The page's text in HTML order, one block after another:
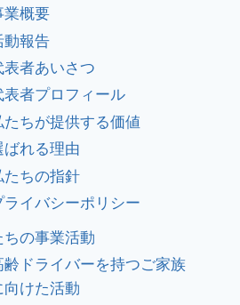
業概要
動報告
表者あいさつ
表者プロフィール
たちが提供する価値
ばれる理由
たちの指針
ライバシーポリシー
ちの事業活動
齢ドライバーを持つご家族
向けた活動